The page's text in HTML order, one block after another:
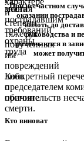
При несчастном
оказании
вплоть до
руководства и
различаются в
может
Конкретный
председателем
обстоятельств
Кто виноват